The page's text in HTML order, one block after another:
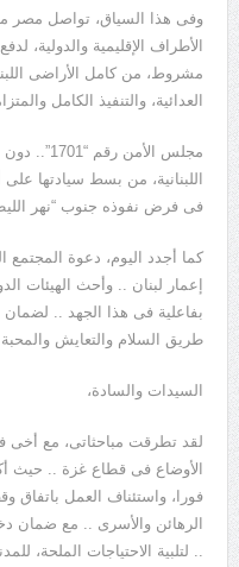
وفى هذا السياق، تواصل مصر
الأطراف الإقليمية والدولية،
مشروط، من كامل الأراضى
العدائية، والتنفيذ الكامل
مجلس الأمن
اللبنانية، من بسط سيادتها
فى فرض نفوذه جنوب “نهر
كما أجدد اليوم، دعوة المجتمع
إعمار لبنان .. وأحث الهيئات
بفاعلية فى هذا الجهد ..
طريق السلام والتعايش
السيدات والسادة،
لقد تطرقت مباحثاتى، مع أخى
الأوضاع فى قطاع غزة .. حيث
فورا، واستئناف العمل باتفاق
الرهائن والأسرى .. مع ضمان
.. لتلبية الاحتياجات الملحة،